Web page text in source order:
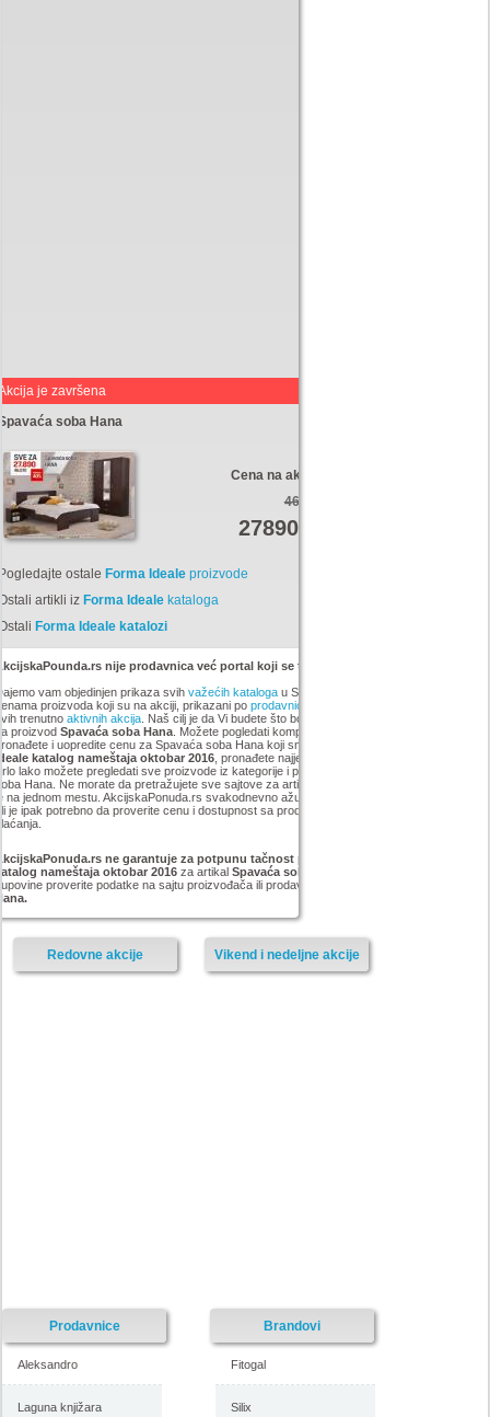
je završena
soba Hana
Cena na akciji:
46610
27890Din
ostale Forma Idealeproizvode
artikli iz Forma Idealekataloga
Forma Ideale katalozi
nije prodavnica već portal koji se trudi da uštedi vaš novac.
vam objedinjen prikaza svih važećih katalogau Srbiji, sa popustima i sniženim
proizvoda koji su na akciji, prikazani po prodavnicama
trenutno aktivnih akcija. Naš cilj je da Vi budete što bolje informisani o popustima i ceni
proizvod Spavaća soba Hana. Možete pogledati kompletan
i uopredite cenu za Spavaća soba Hana koji smo mi pronašli na akciji
katalog nameštaja oktobar 2016, pronađete najjeftiniji Spavaća soba Hana u grupi .
lako možete pregledati sve proizvode iz kategorije i pronaći najnižu cenu za Spavaća
Hana. Ne morate da pretražujete sve sajtove za artikal Spavaća soba Hana, sve Vam
na jednom mestu. AkcijskaPonuda.rs svakodnevno ažurira cene za Spavaća soba Hana,
je ipak potrebno da proverite cenu i dostupnost sa prodavcem, kao i načinu isporuke i
ne garantuje za potpunu tačnost podataka iz akcije Forma Ideale
nameštaja oktobar 2016za artikal Spavaća soba Hana
proverite podatke na sajtu proizvođača ili prodavnice za proizvod
Vikend i nedeljne akcije
Redovne akcije
Prodavnice
Aleksandro
Laguna knjižara
Brandovi
Fitogal
Silix